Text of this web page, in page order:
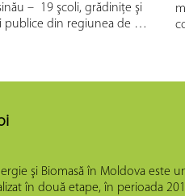
– 19 şcoli, grădiniţe şi
publice din regiunea de …
şi Biomasă în Moldova este
în două etape, în perioada